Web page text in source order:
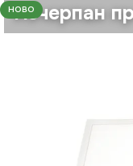
НОВО
Изчерпан